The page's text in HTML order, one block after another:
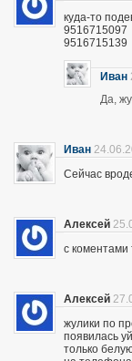
куда-то
9516715097
9516715139
Иван
Да,
Иван
Сейчас
Алексей
с
Алексей
жулики по
появилась
только